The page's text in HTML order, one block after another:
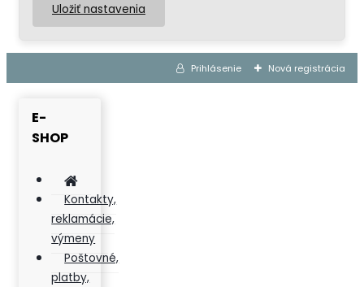
Uložiť nastavenia
Prihlásenie Nová registrácia
E-
SHOP
Kontakty,
reklamácie,
výmeny
Poštovné,
platby,